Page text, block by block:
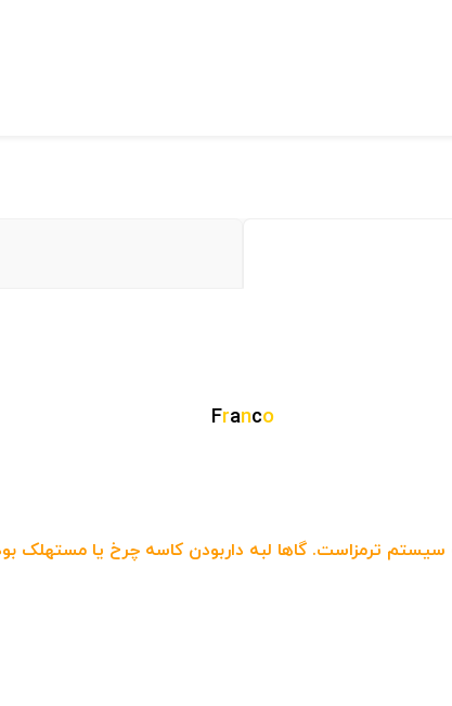
Franco
ترمزاست. گاها لبه داربودن کاسه چرخ یا مستهلک